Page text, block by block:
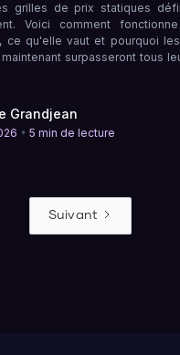
grilles de prix statiques
Voici comment
ce qu'elle vaut et pourquoi
surpasseront tous
Grandjean
• 5 min de lecture
Suivant